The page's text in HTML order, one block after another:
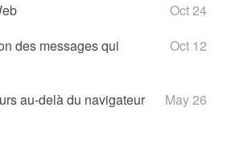
Oct 24
des messages qui
Oct 12
au-delà du navigateur May 26